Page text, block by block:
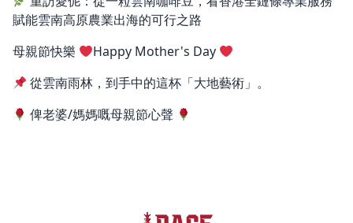
賦能雲南高原農業出海的可行之路
母親節快樂
Happy Mother's Day
從雲南雨林，到手中的這杯「大地藝術」。
俾老婆/媽媽嘅母親節心聲